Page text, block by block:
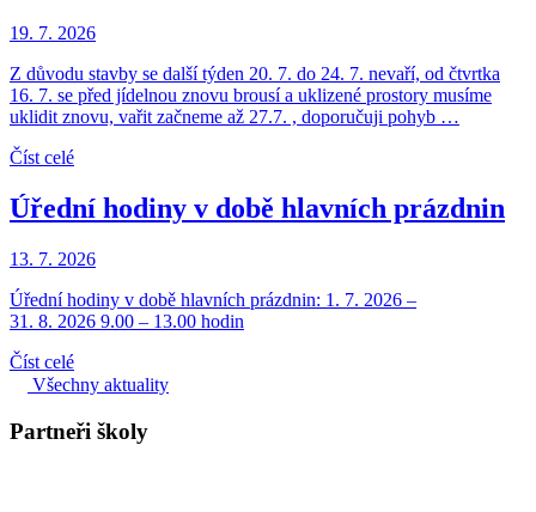
19. 7. 2026
Z důvodu stavby se další týden 20. 7. do 24. 7. nevaří, od čtvrtka
16. 7. se před jídelnou znovu brousí a uklizené prostory musíme
uklidit znovu, vařit začneme až 27.7. , doporučuji pohyb …
Číst celé
Úřední hodiny v době hlavních prázdnin
13. 7. 2026
Úřední hodiny v době hlavních prázdnin: 1. 7. 2026 –
31. 8. 2026 9.00 – 13.00 hodin
Číst celé
Všechny aktuality
Partneři školy